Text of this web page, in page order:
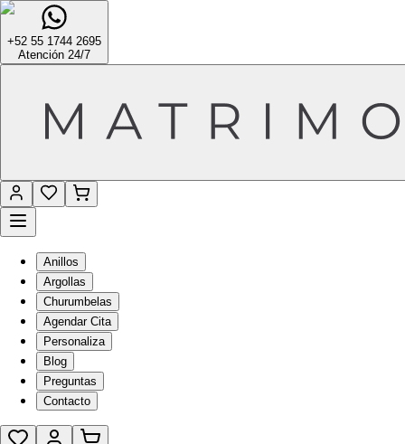
+52 55 1744 2695
Atención 24/7
Anillos
Argollas
Churumbelas
Agendar Cita
Personaliza
Blog
Preguntas
Contacto